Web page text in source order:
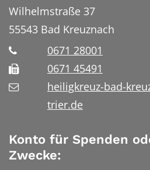
Wilhelmstraße 37
55543 Bad Kreuznach
0671 28001
0671 45491
heiligkreuz-bad-
trier.de
Konto für Spenden
Zwecke: